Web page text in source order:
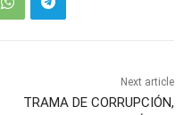
Next article
TRAMA DE CORRUPCIÓN,